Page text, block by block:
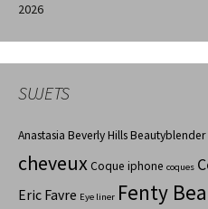
2026
SUJETS
Anastasia Beverly HillsBeautyblender
cheveuxCoque iphone coques
Eric Favre Eye liner Fenty